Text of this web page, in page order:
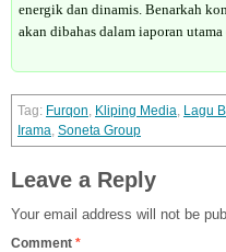
energik dan dinamis. Benarkah
akan dibahas dalam iaporan
Furqon, Kliping Media, Lagu
Irama, Soneta Group
Leave a Reply
Your email address will not be
Comment *